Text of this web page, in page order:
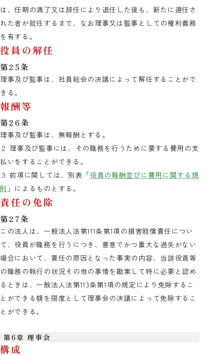
は、任期の満了又は辞任により退任した後も、新たに選任さ
れた者が就任するまで、なお理事又は監事としての権利義務
を有する。
役員の解任
第25条
理事及び監事は、社員総会の決議によって解任することがで
きる。
報酬等
第26条
理事及び監事は、無報酬とする。
２ 理事及び監事には、その職務を行うために要する費用の支
払いをすることができる。
３ 前項に関しては、別表「役員の報酬並びに費用に関する規
則 」によるものとする。
責任の免除
第27条
この法人は、一般法人法第111条第1項の損害賠償責任につい
て、役員が職務を行うにつき、善意でかつ重大な過失がない
場合において、責任の原因となった事実の内容、当該役員等
の職務の執行の状況その他の事情を勘案して特に必要と認め
るときは、一般法人法第113条第1項の規定により免除するこ
とができる額を限度として理事会の決議によって免除するこ
とができる。
第6章 理事会
構成